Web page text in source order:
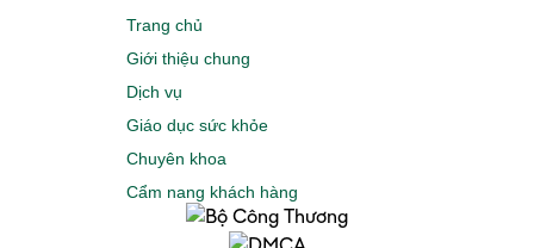
Trang chủ
Giới thiệu chung
Dịch vụ
Giáo dục sức khỏe
Chuyên khoa
Cẩm nang khách hàng